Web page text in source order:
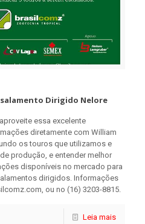
Dirigido Nelore
essa excelente
diretamente com William
os touros que utilizamos e
produção, e entender melhor
disponíveis no mercado para
dirigidos. Informações
ou no (16) 3203-8815.
Leia mais